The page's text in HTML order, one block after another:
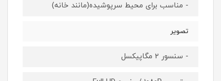
- مناسب برای محیط سرپوشیده(مانند خانه)
تصویر
- سنسور 2 مگاپیکسل